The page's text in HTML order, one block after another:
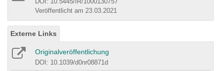
Veröffentlicht am 23.03.2021
Externe Links
Originalveröffentlichung
DOI: 10.1039/d0nr08871d